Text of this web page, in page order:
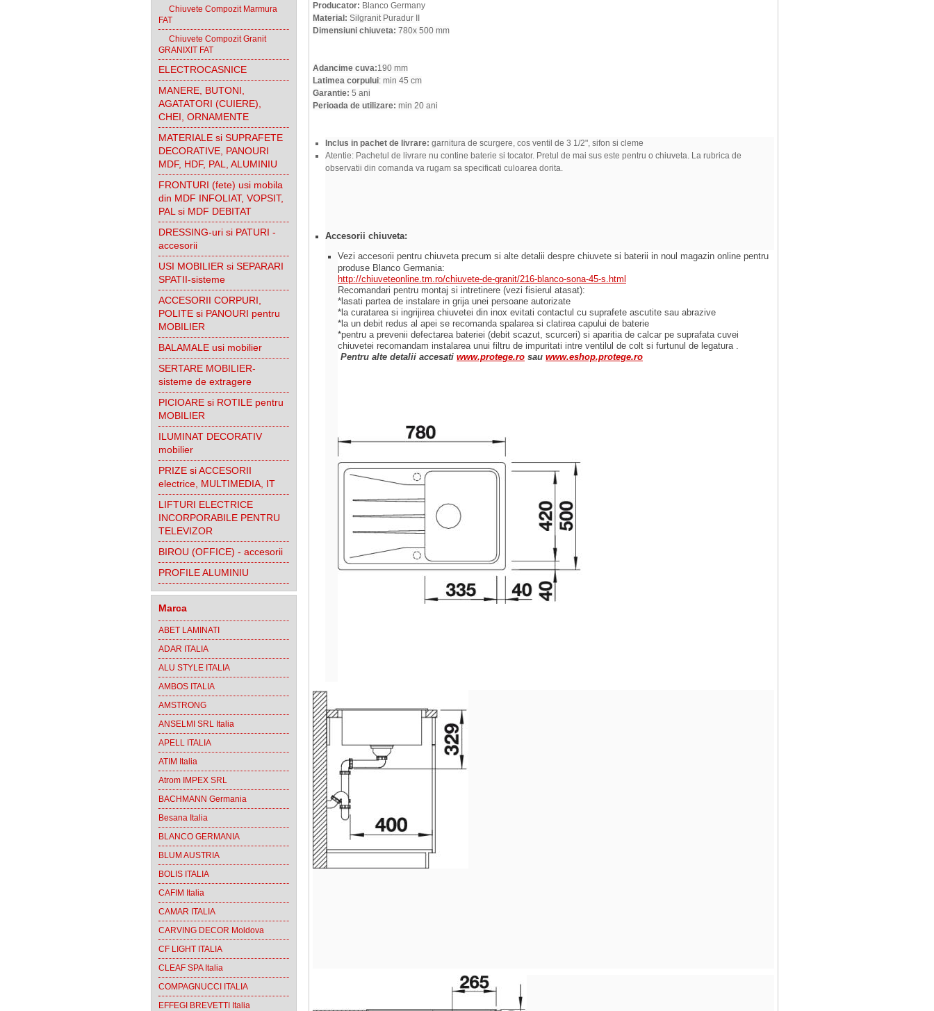
Chiuvete Compozit Marmura
FAT
Chiuvete Compozit Granit
GRANIXIT FAT
ELECTROCASNICE
MANERE, BUTONI,
AGATATORI (CUIERE),
CHEI, ORNAMENTE
MATERIALE si SUPRAFETE
DECORATIVE, PANOURI
MDF, HDF, PAL, ALUMINIU
FRONTURI (fete) usi mobila
din MDF INFOLIAT, VOPSIT,
PAL si MDF DEBITAT
DRESSING-uri si PATURI -
accesorii
USI MOBILIER si SEPARARI
SPATII-sisteme
ACCESORII CORPURI,
POLITE si PANOURI pentru
MOBILIER
BALAMALE usi mobilier
SERTARE MOBILIER-
sisteme de extragere
PICIOARE si ROTILE pentru
MOBILIER
ILUMINAT DECORATIV
mobilier
PRIZE si ACCESORII
electrice, MULTIMEDIA, IT
LIFTURI ELECTRICE
INCORPORABILE PENTRU
TELEVIZOR
BIROU (OFFICE) - accesorii
PROFILE ALUMINIU
Marca
ABET LAMINATI
ADAR ITALIA
ALU STYLE ITALIA
AMBOS ITALIA
AMSTRONG
ANSELMI SRL Italia
APELL ITALIA
ATIM Italia
Atrom IMPEX SRL
BACHMANN Germania
Besana Italia
BLANCO GERMANIA
BLUM AUSTRIA
BOLIS ITALIA
CAFIM Italia
CAMAR ITALIA
CARVING DECOR Moldova
CF LIGHT ITALIA
CLEAF SPA Italia
COMPAGNUCCI ITALIA
EFFEGI BREVETTI Italia
Producator: Blanco Germany
Material: Silgranit Puradur II
Dimensiuni chiuveta: 780x 500 mm
Adancime cuva:190 mm
Latimea corpului: min 45 cm
Garantie: 5 ani
Perioada de utilizare: min 20 ani
Inclus in pachet de livrare: garnitura de scurgere, cos ventil de 3 1/2", sifon si cleme
Atentie: Pachetul de livrare nu contine baterie si tocator. Pretul de mai sus este pentru o chiuveta. La rubrica de
observatii din comanda va rugam sa specificati culoarea dorita.
Accesorii chiuveta:
Vezi accesorii pentru chiuveta precum si alte detalii despre chiuvete si baterii in noul magazin online pentru
produse Blanco Germania:
http://chiuveteonline.tm.ro/chiuvete-de-granit/216-blanco-sona-45-s.html
Recomandari pentru montaj si intretinere (vezi fisierul atasat):
*lasati partea de instalare in grija unei persoane autorizate
*la curatarea si ingrijirea chiuvetei din inox evitati contactul cu suprafete ascutite sau abrazive
*la un debit redus al apei se recomanda spalarea si clatirea capului de baterie
*pentru a prevenii defectarea bateriei (debit scazut, scurceri) si aparitia de calcar pe suprafata cuvei
chiuvetei recomandam instalarea unui filtru de impuritati intre ventilul de colt si furtunul de legatura.
Pentru alte detalii accesati www.protege.ro sau www.eshop.protege.ro